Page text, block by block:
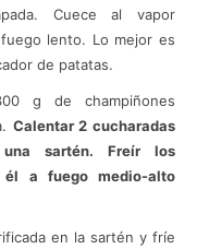
Cuece al vapor
lento. Lo mejor es
de patatas.
g de champiñones
Calentar 2 cucharadas
sartén. Freír los
a fuego medio-alto
en la sartén y fríe